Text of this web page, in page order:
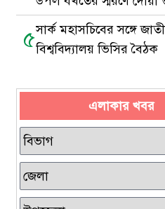
সভা
৫সার্ক মহাসচিবের সঙ্গে
বিশ্ববিদ্যালয় ভিসির বৈঠক
এলাকার খবর